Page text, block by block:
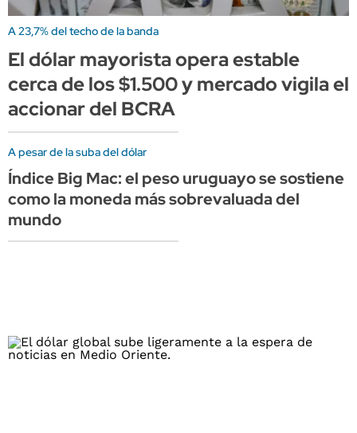
A 23,7% del techo de la banda
El dólar mayorista opera estable
cerca de los $1.500 y mercado vigila el
accionar del BCRA
A pesar de la suba del dólar
Índice Big Mac: el peso uruguayo se sostiene
como la moneda más sobrevaluada del
mundo